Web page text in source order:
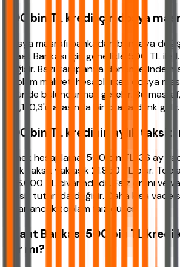
500 bin TL kredi için dosya
Dosya masrafı bankadan bankaya
Ziraat Bankası için genellikle 500 TL ile
değişir. Bazı kampanya dönemlerinde
Toplam maliyeti hesaplarken dosya
önünde bulundurmak gerekir. Bu
%0,1-0,3'ü arasında bir orana denk gelir.
500 bin TL kredinin aylık taksiti
Örnek hesaplama: 500 bin TL, 36 ay
aylık taksit yaklaşık 21.850 TL olur.
786.600 TL civarındadır. Faiz oranı ve
taksit tutarı da değişir. Daha kısa
artar ancak toplam faiz düşer.
Ziraat Bankası 500 bin TL kredi
var mı?